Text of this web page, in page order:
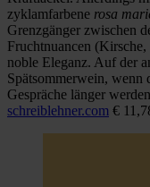
zyklamfarbene rosa
Grenzgänger zwischen
Fruchtnuancen
noble Eleganz. Auf der
Spätsommerwein, wenn
Gespräche länger
schreiblehner.com €